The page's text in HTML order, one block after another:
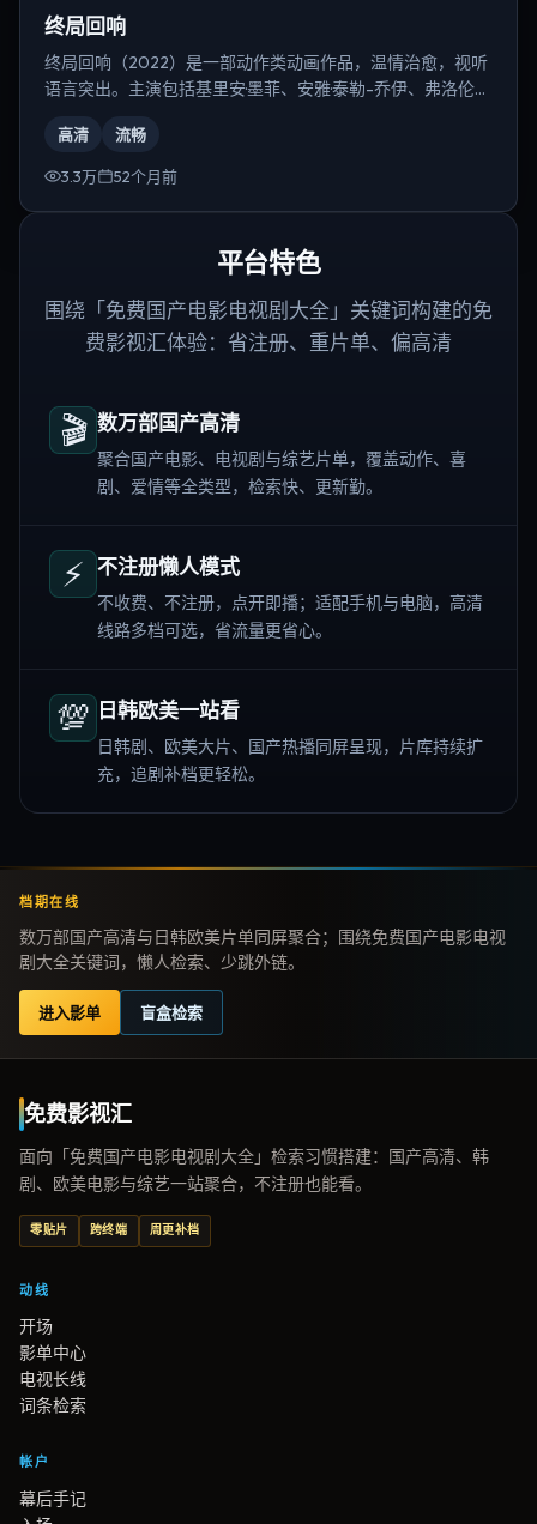
终局回响
终局回响（2022）是一部动作类动画作品，温情治愈，视听
语言突出。主演包括基里安·墨菲、安雅·泰勒-乔伊、弗洛伦丝·
高清 流畅
3.3万 52个月前
平台特色
围绕「免费国产电影电视剧大全」关键词构建的免
费影视汇体验：省注册、重片单、偏高清
🎬 数万部国产高清
聚合国产电影、电视剧与综艺片单，覆盖动作、喜
剧、爱情等全类型，检索快、更新勤。
⚡ 不注册懒人模式
不收费、不注册，点开即播；适配手机与电脑，高清
线路多档可选，省流量更省心。
💯 日韩欧美一站看
日韩剧、欧美大片、国产热播同屏呈现，片库持续扩
充，追剧补档更轻松。
档期在线
数万部国产高清与日韩欧美片单同屏聚合；围绕免费国产电影电视
剧大全关键词，懒人检索、少跳外链。
进入影单 盲盒检索
免费影视汇
面向「免费国产电影电视剧大全」检索习惯搭建：国产高清、韩
剧、欧美电影与综艺一站聚合，不注册也能看。
零贴片 跨终端 周更补档
动线
开场
影单中心
电视长线
词条检索
帐户
幕后手记